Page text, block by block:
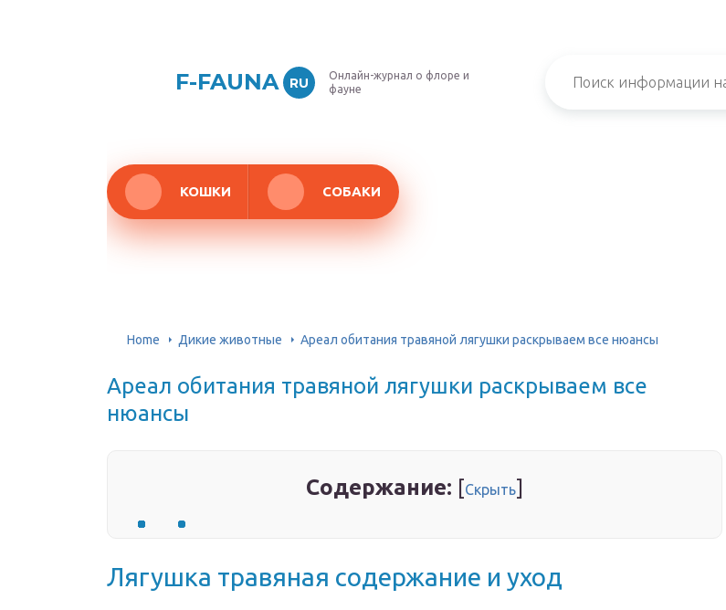
F-FAUNA RU
Онлайн-журнал о флоре и
фауне
КОШКИ СОБАКИ
Home Дикие животные Ареал обитания травяной лягушки раскрываем все нюансы
Ареал обитания травяной лягушки раскрываем все
нюансы
Содержание: [Скрыть]
Лягушка травяная содержание и уход